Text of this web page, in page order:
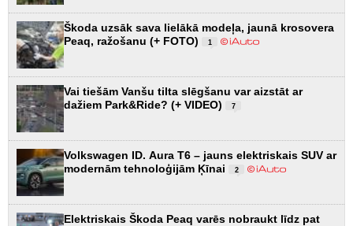
Škoda uzsāk sava lielākā modeļa, jaunā krosovera
Peaq, ražošanu (+ FOTO)
1
Vai tiešām Vanšu tilta slēgšanu var aizstāt ar
dažiem Park&Ride? (+ VIDEO)
7
Volkswagen ID. Aura T6 – jauns elektriskais SUV ar
modernām tehnoloģijām Ķīnai
2
Elektriskais Škoda Peaq varēs nobraukt līdz pat